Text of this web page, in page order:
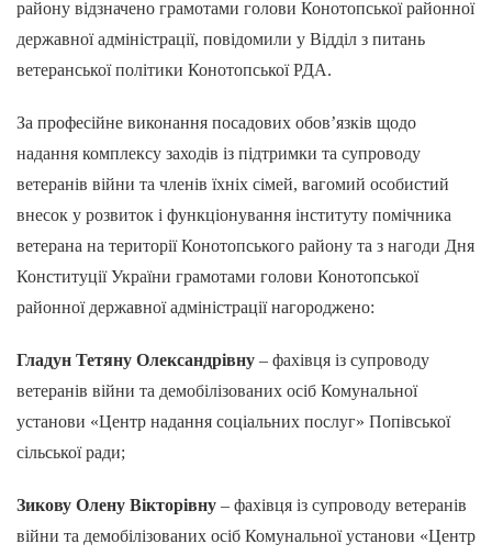
району відзначено грамотами голови Конотопської районної
державної адміністрації, повідомили у Відділ з питань
ветеранської політики Конотопської РДА.
За професійне виконання посадових обов’язків щодо
надання комплексу заходів із підтримки та супроводу
ветеранів війни та членів їхніх сімей, вагомий особистий
внесок у розвиток і функціонування інституту помічника
ветерана на території Конотопського району та з нагоди Дня
Конституції України грамотами голови Конотопської
районної державної адміністрації нагороджено:
Гладун Тетяну Олександрівну – фахівця із супроводу
ветеранів війни та демобілізованих осіб Комунальної
установи «Центр надання соціальних послуг» Попівської
сільської ради;
Зикову Олену Вікторівну – фахівця із супроводу ветеранів
війни та демобілізованих осіб Комунальної установи «Центр